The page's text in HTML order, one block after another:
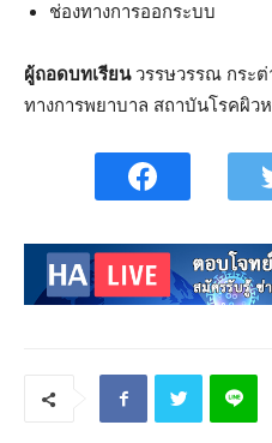
ช่องทางการออกระบบ
ผู้ถอดบทเรียน วรรษวรรณ กระ
ทางการพยาบาล สถาบันโรคผิว